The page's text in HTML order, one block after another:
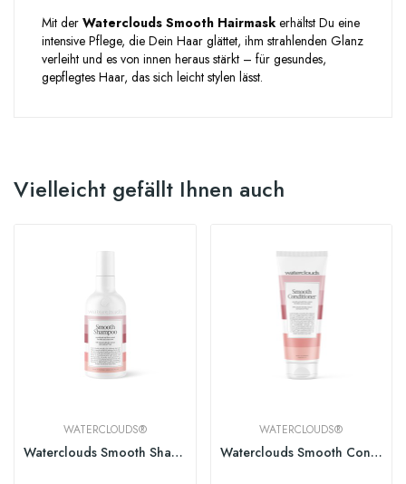
Mit der Waterclouds Smooth Hairmask erhältst Du eine
intensive Pflege, die Dein Haar glättet, ihm strahlenden Glanz
verleiht und es von innen heraus stärkt – für gesundes,
gepflegtes Haar, das sich leicht stylen lässt.
Vielleicht gefällt Ihnen auch
WATERCLOUDS®
Waterclouds Smooth Shampoo
WATERCLOUDS®
Waterclouds Smooth Conditioner